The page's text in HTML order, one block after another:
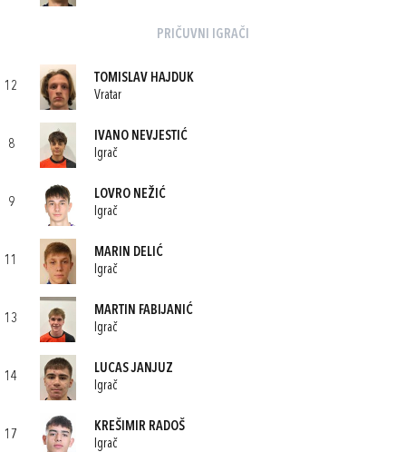
PRIČUVNI IGRAČI
12
TOMISLAV HAJDUK
Vratar
8
IVANO NEVJESTIĆ
Igrač
9
LOVRO NEŽIĆ
Igrač
11
MARIN DELIĆ
Igrač
13
MARTIN FABIJANIĆ
Igrač
14
LUCAS JANJUZ
Igrač
17
KREŠIMIR RADOŠ
Igrač